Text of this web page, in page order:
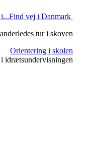
Find vej i Danmark
tur i skoven
Orientering i skolen
idrætsundervisningen